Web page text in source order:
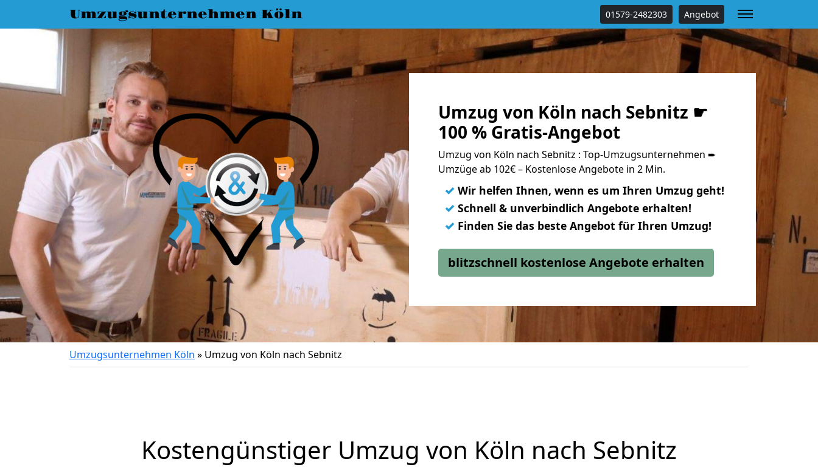
Umzugsunternehmen Köln 01579-2482303 Angebot
Umzug von Köln nach Sebnitz ☛
100 % Gratis-Angebot
Umzug von Köln nach Sebnitz : Top-Umzugsunternehmen ➨
Umzüge ab 102€ – Kostenlose Angebote in 2 Min.
✓ Wir helfen Ihnen, wenn es um Ihren Umzug geht!
✓ Schnell & unverbindlich Angebote erhalten!
✓ Finden Sie das beste Angebot für Ihren Umzug!
blitzschnell kostenlose Angebote erhalten
Umzugsunternehmen Köln » Umzug von Köln nach Sebnitz
Kostengünstiger Umzug von Köln nach Sebnitz